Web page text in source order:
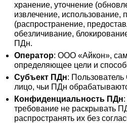
хранение, уточнение
извлечение, использование,
(распространение,
обезличивание,
ПДн.
Оператор: ООО «Айкон»,
определяющее цели и
Субъект ПДн:
лицо, чьи ПДн
Конфиденциальность ПДн
требование не раскрывать
распространять их без